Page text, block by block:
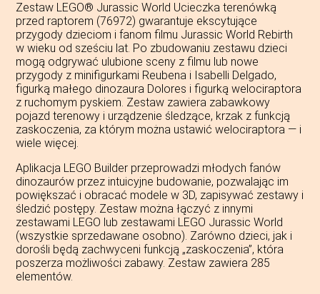
Zestaw LEGO® Jurassic World Ucieczka terenówką
przed raptorem (76972) gwarantuje ekscytujące
przygody dzieciom i fanom filmu Jurassic World Rebirth
w wieku od sześciu lat. Po zbudowaniu zestawu dzieci
mogą odgrywać ulubione sceny z filmu lub nowe
przygody z minifigurkami Reubena i Isabelli Delgado,
figurką małego dinozaura Dolores i figurką welociraptora
z ruchomym pyskiem. Zestaw zawiera zabawkowy
pojazd terenowy i urządzenie śledzące, krzak z funkcją
zaskoczenia, za którym można ustawić welociraptora — i
wiele więcej.
Aplikacja LEGO Builder przeprowadzi młodych fanów
dinozaurów przez intuicyjne budowanie, pozwalając im
powiększać i obracać modele w 3D, zapisywać zestawy i
śledzić postępy. Zestaw można łączyć z innymi
zestawami LEGO lub zestawami LEGO Jurassic World
(wszystkie sprzedawane osobno). Zarówno dzieci, jak i
dorośli będą zachwyceni funkcją „zaskoczenia”, która
poszerza możliwości zabawy. Zestaw zawiera 285
elementów.